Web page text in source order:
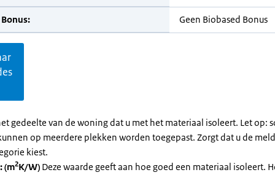
Geen Biobased Bonus
gedeelte van de woning dat u met het materiaal isoleert. Let op:
op meerdere plekken worden toegepast. Zorgt dat u de
kiest.
(m2K/W) Deze waarde geeft aan hoe goed een materiaal isoleert.